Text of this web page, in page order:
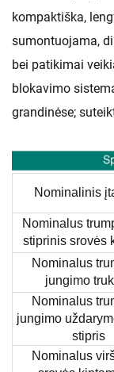
kompaktiška,
sumontuojama,
bei patikimai
blokavimo
grandinėse;
Nominalinis
Nominalus
stiprinis srovės
Nominalus
jungimo
Nominalus
jungimo
stipris
Nominalus